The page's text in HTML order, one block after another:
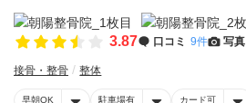
3.87 口コミ 9件 写真
接骨・整骨 整体
早朝OK 駐車場有 カード可